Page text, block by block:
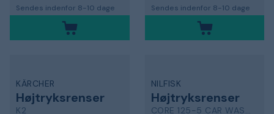
Sendes indenfor 8-10 dage Sendes indenfor 8-10 dage
KÄRCHER
Højtryksrenser
K2
NILFISK
Højtryksrenser
CORE 125-5 CAR WASH EU